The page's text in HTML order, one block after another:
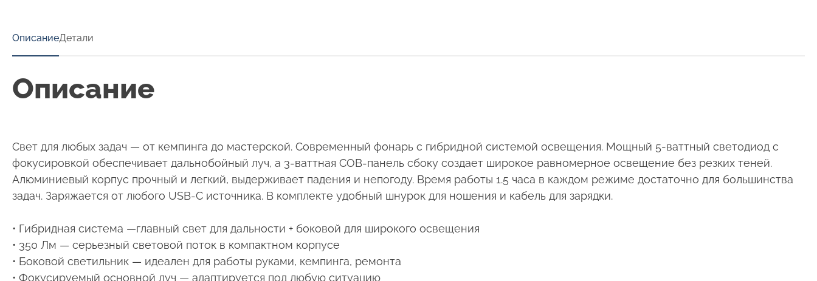
ОписаниеДетали
Описание
Свет для любых задач — от кемпинга до мастерской. Современный фонарь с гибридной системой освещения. Мощный 5-ваттный светодиод с
фокусировкой обеспечивает дальнобойный луч, а 3-ваттная COB-панель сбоку создает широкое равномерное освещение без резких теней.
Алюминиевый корпус прочный и легкий, выдерживает падения и непогоду. Время работы 1.5 часа в каждом режиме достаточно для большинства
задач. Заряжается от любого USB-C источника. В комплекте удобный шнурок для ношения и кабель для зарядки.
• Гибридная система —главный свет для дальности + боковой для широкого освещения
• 350 Лм — серьезный световой поток в компактном корпусе
• Боковой светильник — идеален для работы руками, кемпинга, ремонта
• Фокусируемый основной луч — адаптируется под любую ситуацию